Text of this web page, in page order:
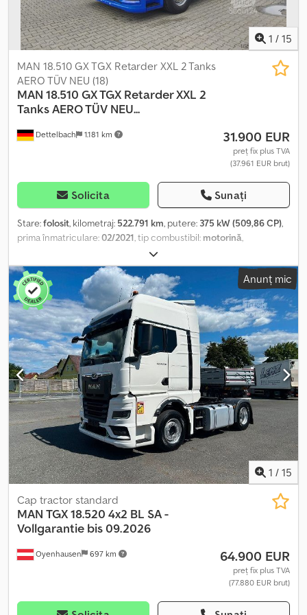
1 / 15
Dettelbach 1.181 km
MAN 18.510 GX TGX Retarder XXL 2 Tanks
AERO TÜV NEU (18)
MAN 18.510 GX TGX Retarder XXL 2
Tanks AERO TÜV NEU...
31.900 EUR
preț fix plus TVA
(37.961 EUR brut)
Solicita Sunați
Stare:folosit, kilometraj: 522.791 km, putere: 375 kW (509,86 CP),
prima înmatriculare:02/2021, tip combustibil: motorină,
385/55R22,5
combustibil:motorină, frâne:retarder, culoare:albastru, cabină
șofer:cabina de dormit, tip de angrenaj:
, clasă de emisii:
Euro 6 , suspensie: , lungime totală:5.880 mm
, lățime totală:
2.550 mm, înălțime totală:3.880 mm , An de fabricație:2021, Dotări:
ABS, aer condiționat, blocare diferențial, computer de bord,
frigider, oglindă electrică, pilot automat de viteză, proiectoare
de ceață, reglare electrică a geamurilor, retarder,
servodirecție, închidere centralizată, încălzire scaun, -
Avertizare la părăsirea benzii Dodpfx Aey Uaq Eem Eock -
Climatizare - Geam de plafon - Punte cu roți duble - Radio -
Scaune față încălzite - Tahograf - Volan multifuncțional
Anunț mic
1 / 15
Oyenhausen 697 km
Cap tractor standard
MAN TGX 18.520 4x2 BL SA -
Vollgarantie bis 09.2026
64.900 EUR
preț fix plus TVA
(77.880 EUR brut)